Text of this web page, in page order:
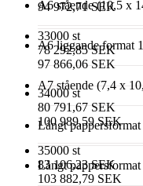
94 972,71 SEK
33000 st
78 292,85 SEK
97 866,06 SEK
34000 st
80 791,67 SEK
100 989,59 SEK
35000 st
83 106,23 SEK
103 882,79 SEK
A6 stående (10,5 x
A6 liggande format
A7 stående (7,4 x
Långt
Långt